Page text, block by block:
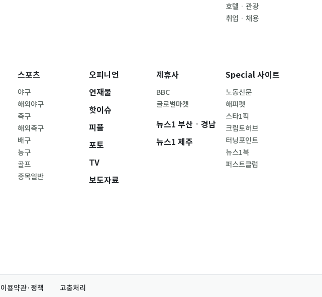
호텔ㆍ관광
취업ㆍ채용
스포츠
야구
해외야구
축구
해외축구
배구
농구
골프
종목일반
오피니언
연재물
핫이슈
피플
포토
TV
보도자료
제휴사
BBC
글로벌마켓
뉴스1 부산ㆍ경남
뉴스1 제주
Special 사이트
노동신문
해피펫
스타1픽
크립토허브
터닝포인트
뉴스1북
퍼스트클럽
이용약관·정책 고충처리